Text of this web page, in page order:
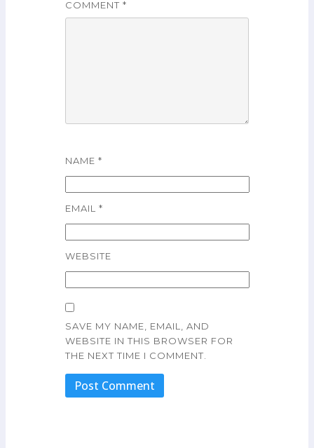
COMMENT*
NAME*
EMAIL*
WEBSITE
SAVE MY NAME, EMAIL, AND
WEBSITE IN THIS BROWSER FOR
THE NEXT TIME I COMMENT.